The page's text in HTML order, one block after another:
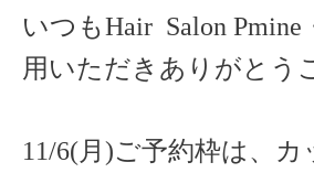
いつもHair Salon Pmine
用いただきありがとう
11/6(月)ご予約枠は、